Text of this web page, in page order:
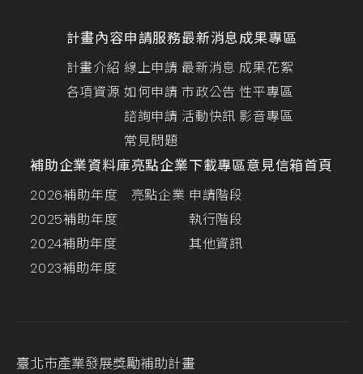
計畫內容
計畫介紹
各項資源
申請服務
線上申請
如何申請
諮詢申請
常見問題
最新消息
最新消息
市政公告
活動快訊
成果專區
成果花絮
性平專區
影音專區
補助企業資料庫
2026補助年度
2025補助年度
2024補助年度
2023補助年度
亮點企業
亮點企業
下載專區
申請階段
執行階段
其他資訊
意見信箱首頁
臺北市產業發展獎勵補助計畫